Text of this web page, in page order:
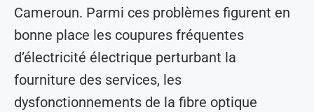
Cameroun. Parmi ces problèmes figurent en
bonne place les coupures fréquentes
d’électricité électrique perturbant la
fourniture des services, les
dysfonctionnements de la fibre optique